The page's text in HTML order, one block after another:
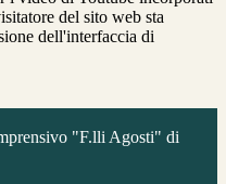
del sito web sta
dell'interfaccia di
"F.lli Agosti" di